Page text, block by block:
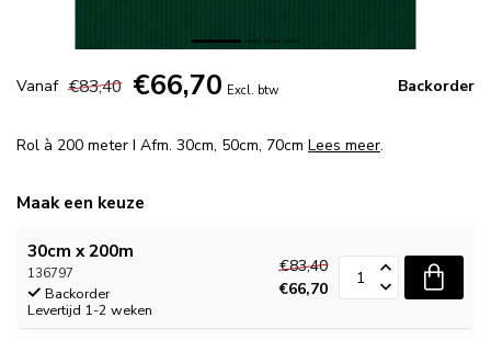
Vanaf €83,40 €66,70 Excl. btw Backorder
Rol à 200 meter I Afm. 30cm, 50cm, 70cm Lees meer.
Maak een keuze
30cm x 200m
136797
Backorder
Levertijd 1-2 weken
€83,40
€66,70